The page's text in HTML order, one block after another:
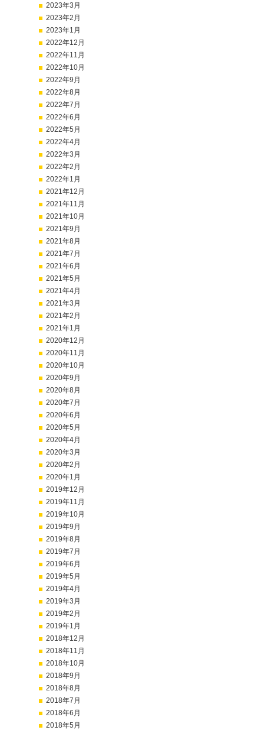
2023年3月
2023年2月
2023年1月
2022年12月
2022年11月
2022年10月
2022年9月
2022年8月
2022年7月
2022年6月
2022年5月
2022年4月
2022年3月
2022年2月
2022年1月
2021年12月
2021年11月
2021年10月
2021年9月
2021年8月
2021年7月
2021年6月
2021年5月
2021年4月
2021年3月
2021年2月
2021年1月
2020年12月
2020年11月
2020年10月
2020年9月
2020年8月
2020年7月
2020年6月
2020年5月
2020年4月
2020年3月
2020年2月
2020年1月
2019年12月
2019年11月
2019年10月
2019年9月
2019年8月
2019年7月
2019年6月
2019年5月
2019年4月
2019年3月
2019年2月
2019年1月
2018年12月
2018年11月
2018年10月
2018年9月
2018年8月
2018年7月
2018年6月
2018年5月